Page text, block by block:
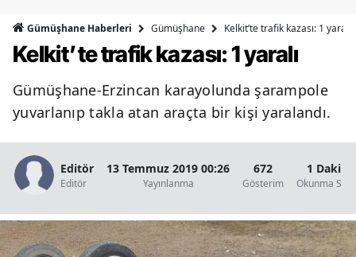
Bingöl
Bitlis
Bolu
Burdur
Çanakkale
Çankırı
Gümüşhane Haberleri Gümüşhane Kelkit’te trafik kazası: 1 yaralı
Kelkit’te trafik kazası: 1 yaralı
Gümüşhane-Erzincan karayolunda şarampole
yuvarlanıp takla atan araçta bir kişi yaralandı.
Editör
Editör
13 Temmuz 2019 00:26
Yayınlanma
672
Gösterim
1 Dakika
Okunma